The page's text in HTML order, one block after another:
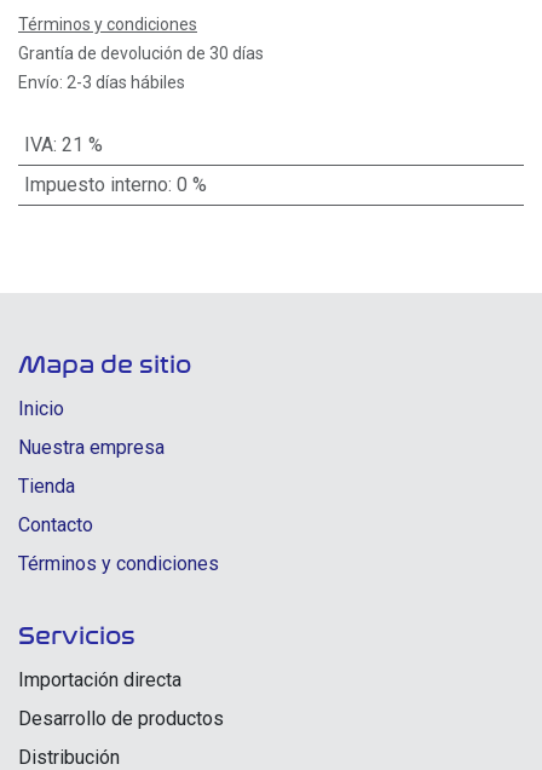
Términos y condiciones
Grantía de devolución de 30 días
Envío: 2-3 días hábiles
IVA: 21 %
Impuesto interno: 0 %
Mapa de sitio
Inicio
Nuestra empresa
Tienda
Contacto
Términos y condiciones
Servicios
Importación directa
Desarrollo de productos
Distribución